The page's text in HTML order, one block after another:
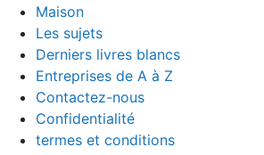
Maison
Les sujets
Derniers livres blancs
Entreprises de A à Z
Contactez-nous
Confidentialité
termes et conditions